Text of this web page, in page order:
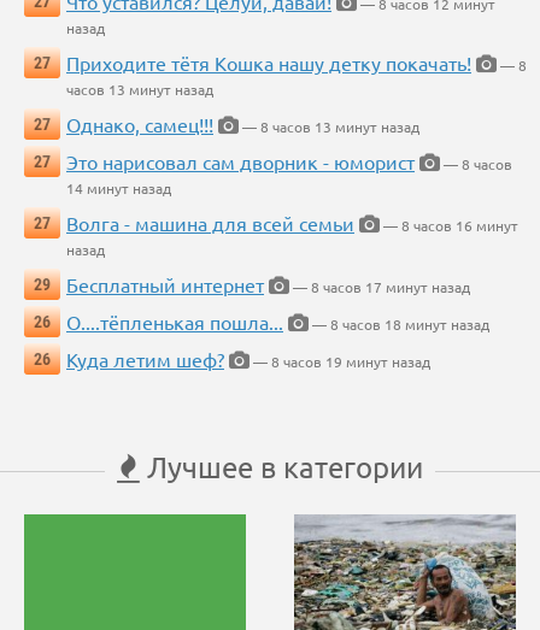
— 8 часов 12 минут
назад
27
Приходите тётя Кошка нашу детку покачать!
— 8
часов 13 минут назад
27
Однако, самец!!!
— 8 часов 13 минут назад
27
Это нарисовал сам дворник - юморист
— 8 часов
14 минут назад
27
Волга - машина для всей семьи
— 8 часов 16 минут
назад
29
Бесплатный интернет
— 8 часов 17 минут назад
26
О....тёпленькая пошла...
— 8 часов 18 минут назад
26
Куда летим шеф? — 8 часов 19 минут назад
Лучшее в категории